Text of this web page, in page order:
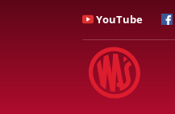
ZADZWOŃ
Z kim chciałbyś u nas
rozmawiać?
YouTube